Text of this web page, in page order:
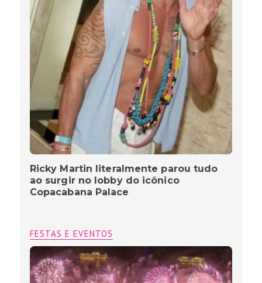
Ricky Martin literalmente parou tudo
ao surgir no lobby do icônico
Copacabana Palace
FESTAS E EVENTOS